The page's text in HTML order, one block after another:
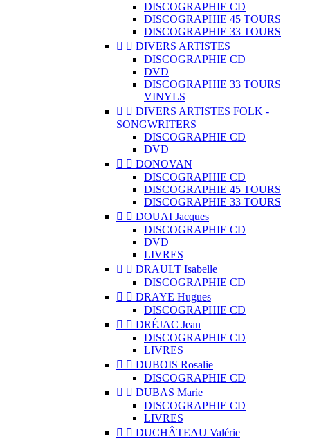
DISCOGRAPHIE CD
DISCOGRAPHIE 45 TOURS
DISCOGRAPHIE 33 TOURS
  DIVERS ARTISTES
DISCOGRAPHIE CD
DVD
DISCOGRAPHIE 33 TOURS
VINYLS
  DIVERS ARTISTES FOLK -
SONGWRITERS
DISCOGRAPHIE CD
DVD
  DONOVAN
DISCOGRAPHIE CD
DISCOGRAPHIE 45 TOURS
DISCOGRAPHIE 33 TOURS
  DOUAI Jacques
DISCOGRAPHIE CD
DVD
LIVRES
  DRAULT Isabelle
DISCOGRAPHIE CD
  DRAYE Hugues
DISCOGRAPHIE CD
  DRÉJAC Jean
DISCOGRAPHIE CD
LIVRES
  DUBOIS Rosalie
DISCOGRAPHIE CD
  DUBAS Marie
DISCOGRAPHIE CD
LIVRES
  DUCHÂTEAU Valérie